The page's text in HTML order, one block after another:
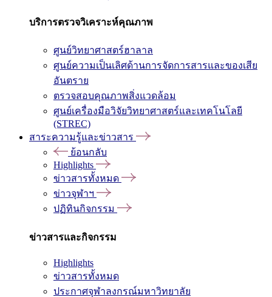
บริการตรวจวิเคราะห์คุณภาพ
ศูนย์วิทยาศาสตร์ฮาลาล
ศูนย์ความเป็นเลิศด้านการจัดการสารและของเสีย
อันตราย
ตรวจสอบคุณภาพสิ่งแวดล้อม
ศูนย์เครื่องมือวิจัยวิทยาศาสตร์และเทคโนโลยี
(STREC)
สาระความรู้และข่าวสาร
ย้อนกลับ
Highlights
ข่าวสารทั้งหมด
ข่าวจุฬาฯ
ปฏิทินกิจกรรม
ข่าวสารและกิจกรรม
Highlights
ข่าวสารทั้งหมด
ประกาศจุฬาลงกรณ์มหาวิทยาลัย